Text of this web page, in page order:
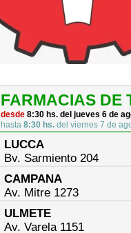
FARMACIAS DE
desde8:30 hs. del jueves 6 de
hasta8:30 hs. del viernes 7 de
LUCCA
Bv. Sarmiento 204
CAMPANA
Av. Mitre 1273
ULMETE
Av. Varela 1151